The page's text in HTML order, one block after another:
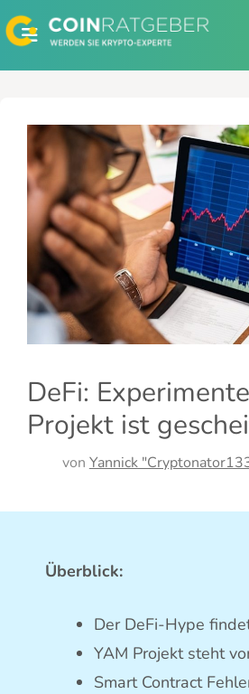
Zum
Inhalt
springen
DeFi:
Projekt ist
von Yannick
Überblick:
Der DeFi-Hype
YAM Projekt steht
Smart Contract